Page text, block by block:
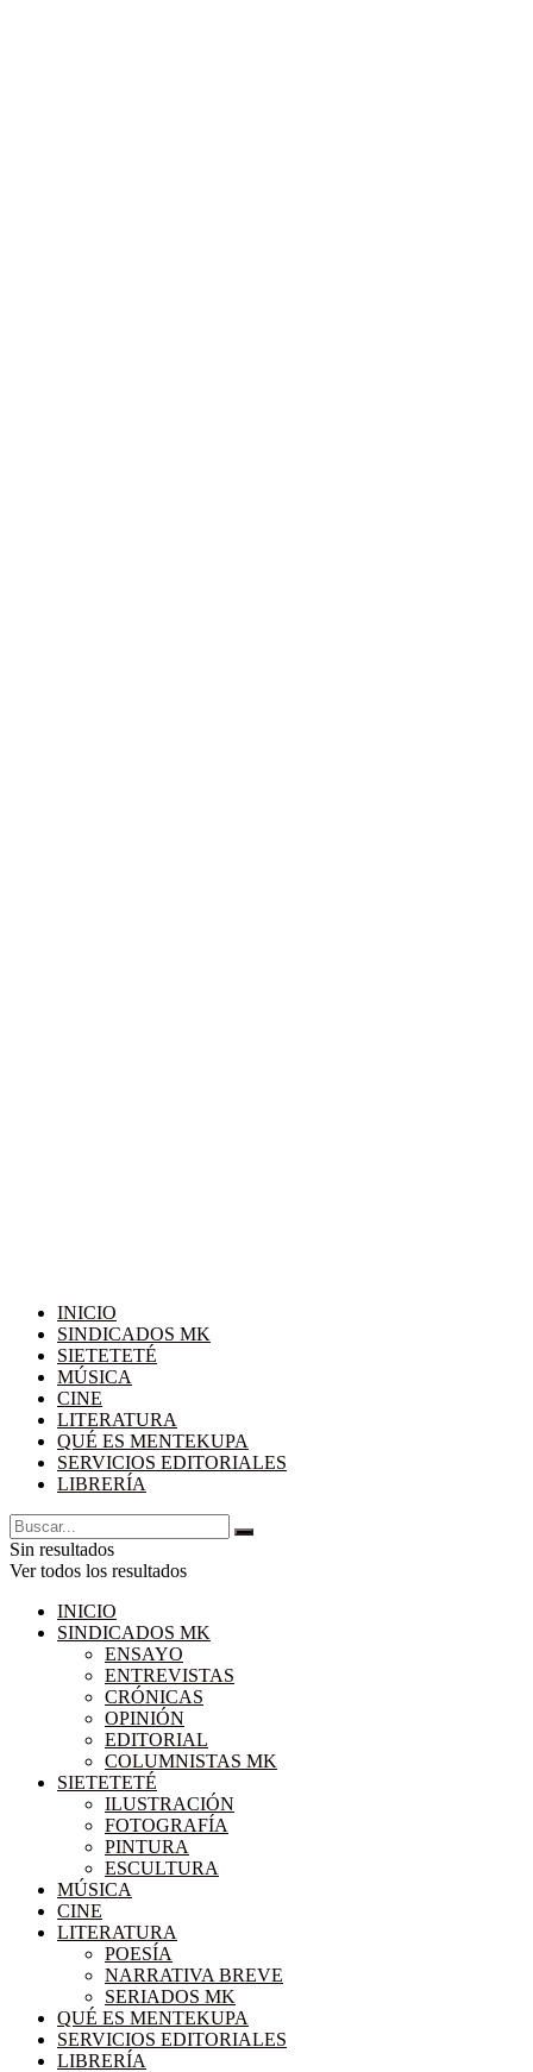
INICIO
SINDICADOS MK
SIETETETÉ
MÚSICA
CINE
LITERATURA
QUÉ ES MENTEKUPA
SERVICIOS EDITORIALES
LIBRERÍA
Sin resultados
Ver todos los resultados
INICIO
SINDICADOS MK
ENSAYO
ENTREVISTAS
CRÓNICAS
OPINIÓN
EDITORIAL
COLUMNISTAS MK
SIETETETÉ
ILUSTRACIÓN
FOTOGRAFÍA
PINTURA
ESCULTURA
MÚSICA
CINE
LITERATURA
POESÍA
NARRATIVA BREVE
SERIADOS MK
QUÉ ES MENTEKUPA
SERVICIOS EDITORIALES
LIBRERÍA